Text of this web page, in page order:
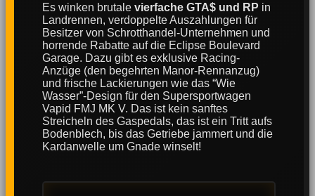
Es winken brutale vierfache GTA$ und RP in
Landrennen, verdoppelte Auszahlungen für
Besitzer von Schrotthandel-Unternehmen und
horrende Rabatte auf die Eclipse Boulevard
Garage. Dazu gibt es exklusive Racing-
Anzüge (den begehrten Manor-Rennanzug)
und frische Lackierungen wie das “Wie
Wasser”-Design für den Supersportwagen
Vapid FMJ MK V. Das ist kein sanftes
Streicheln des Gaspedals, das ist ein Tritt aufs
Bodenblech, bis das Getriebe jammert und die
Kardanwelle um Gnade winselt!